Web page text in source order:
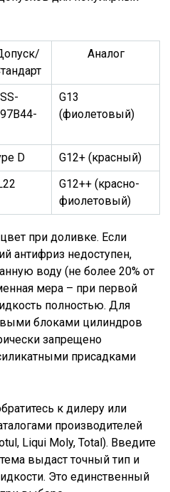
Аналог
G13
(фиолетовый)
D
G12+ (красный)
G12++ (красно-
фиолетовый)
при доливке. Если
антифриз недоступен,
воду (не более 20% от
мера – при первой
полностью. Для
блоками цилиндров
запрещено
присадками
к дилеру или
производителей
Liqui Moly, Total). Введите
выдаст точный тип и
Это единственный